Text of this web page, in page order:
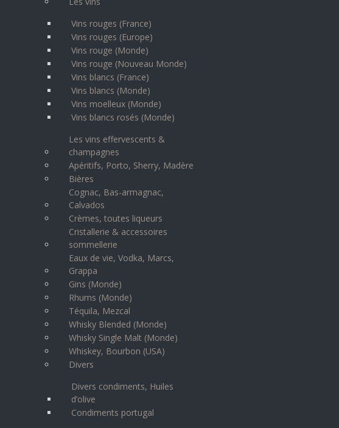
Vins rouges (France)
Vins rouges (Europe)
Vins rouge (Monde)
Vins rouge (Nouveau Monde)
Vins blancs (France)
Vins blancs (Monde)
Vins moelleux (Monde)
Vins blancs rosés (Monde)
Les vins effervescents &
champagnes
Apéritifs, Porto, Sherry, Madère
Bières
Cognac, Bas-armagnac,
Calvados
Crèmes, toutes liqueurs
Cristallerie & accessoires
sommellerie
Eaux de vie, Vodka, Marcs,
Grappa
Gins (Monde)
Rhums (Monde)
Téquila, Mezcal
Whisky Blended (Monde)
Whisky Single Malt (Monde)
Whiskey, Bourbon (USA)
Divers
Divers condiments, Huiles
d’olive
Condiments portugal